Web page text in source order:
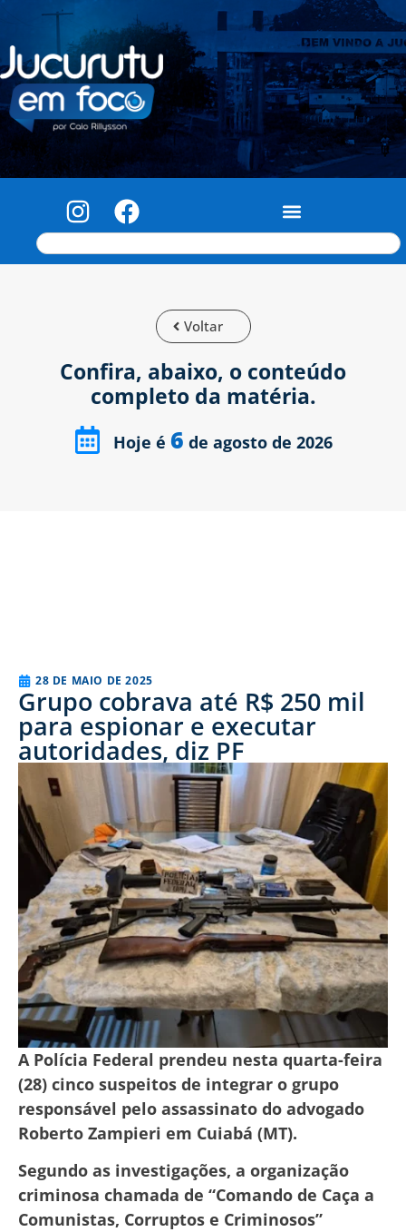
Voltar
Confira, abaixo, o conteúdo
completo da matéria.
Hoje é 6 de agosto de 2026
28 DE MAIO DE 2025
Grupo cobrava até R$ 250 mil
para espionar e executar
autoridades, diz PF
A Polícia Federal prendeu nesta quarta-feira
(28) cinco suspeitos de integrar o grupo
responsável pelo assassinato do advogado
Roberto Zampieri em Cuiabá (MT).
Segundo as investigações, a organização
criminosa chamada de “Comando de Caça a
Comunistas, Corruptos e Criminosos”